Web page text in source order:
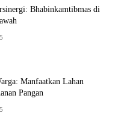
Bhabinkamtibmas di
Manfaatkan Lahan
Pangan